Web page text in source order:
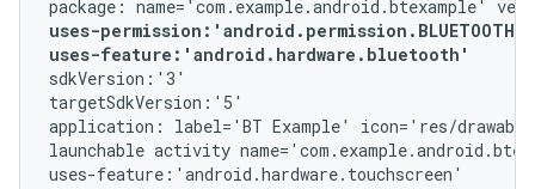
uses-
uses-feature:'android.hardware.bluetooth'
sdkVersion:'3'
targetSdkVersion:'5'
application: label='BT Example' icon='res/
launchable activity
uses-feature:'android.hardware.touchscreen'